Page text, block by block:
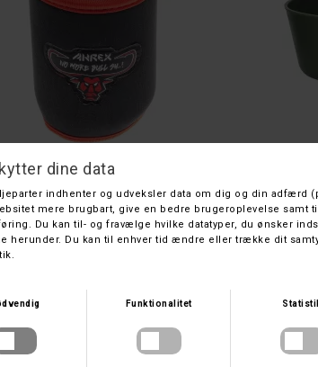
FLASKEHOLDER - WADING COZY
DKK 99,-